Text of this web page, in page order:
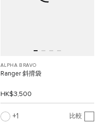
ALPHA BRAVO
Ranger 斜揹袋
HK$3,500
1 比較